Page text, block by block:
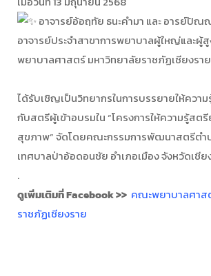
อาจารย์อ้อฤทัย ธนะคำมา และ อารย์ปั
อาจารย์ประจำสาขาการพยาบาลผู้ใหญ่และผู้
พยาบาลศาสตร์ มหาวิทยาลัยราชภัฏเชียงราย
ได้รับเชิญเป็นวิทยากรในการบรรยายให้ควา
กับสตรีผู้เข้าอบรมใน “โครงการให้ความรู้สตรี
สุขภาพ” จัดโดยคณะกรรมการพัฒนาสตรีต
เทศบาลป่าอ้อดอนชัย อำเภอเมือง จังหวัดเชีย
.
ดูเพิ่มเติมที่ Facebook >> คณะพยาบาลศาส
ราชภัฏเชียงราย